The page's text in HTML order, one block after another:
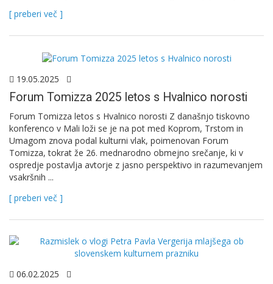
[ preberi več ]
19.05.2025
Forum Tomizza 2025 letos s Hvalnico norosti
Forum Tomizza letos s Hvalnico norosti Z današnjo tiskovno
konferenco v Mali loži se je na pot med Koprom, Trstom in
Umagom znova podal kulturni vlak, poimenovan Forum
Tomizza, tokrat že 26. mednarodno obmejno srečanje, ki v
ospredje postavlja avtorje z jasno perspektivo in razumevanjem
vsakršnih ...
[ preberi več ]
06.02.2025